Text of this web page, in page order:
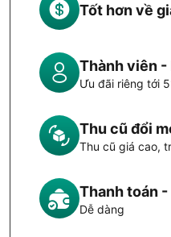
Tốt hơn về
Thành viên -
Ưu đãi riêng tới
Thu cũ đổi
Thu cũ giá cao,
Thanh toán -
Dễ dàng